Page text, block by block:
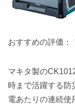
おすすめの評価：
マキタ製の
時まで活躍する防
電あたりの連続使